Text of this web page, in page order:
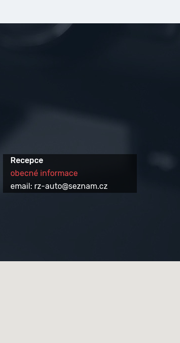
Recepce
obecné informace
email: rz-auto@seznam.cz